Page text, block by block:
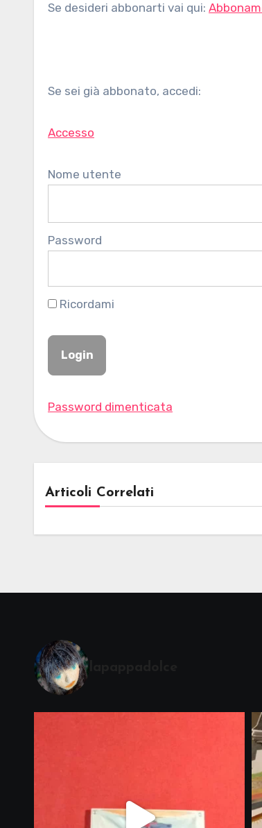
Se desideri abbonarti vai qui:
Se sei già abbonato, accedi:
Accesso
Nome utente
Password
Ricordami
Password dimenticata
Articoli Correlati